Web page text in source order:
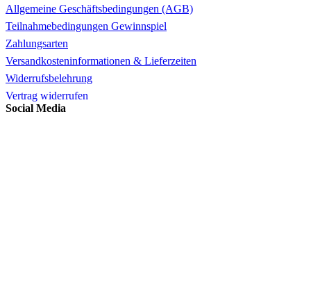
Allgemeine Geschäftsbedingungen (AGB)
Teilnahmebedingungen Gewinnspiel
Zahlungsarten
Versandkosteninformationen & Lieferzeiten
Widerrufsbelehrung
Vertrag widerrufen
Social Media